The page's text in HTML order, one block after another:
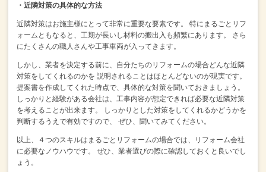
・近隣対策の具体的な方法
近隣対策はお施主様にとって非常に重要な要素です。
特にまるごとリフ
ォームともなると、工期が長いし材料の搬出入も頻繁にあります。
さら
にたくさんの職人さんや工事車両が入ってきます。
しかし、業者を決定する前に、自分たちのリフォームの場合どんな近隣
対策をしてくれるのかを 説明されることはほとんどないのが現実です。
提案書を作成してくれた時点で、具体的な対策を聞いておきましょう。
しっかりと経験がある会社は、工事内容が想定できれば必要な近隣対策
を考えることが出来ます。
しっかりとした対策をしてくれるかどうかを
判断するうえで有効ですので、
ぜひ、聞いてみてください。
以上、４つのスキルはまるごとリフォームの場合では、リフォーム会社
に必要なノウハウです。
ぜひ、業者選びの際に確認しておくと良いでし
ょう。